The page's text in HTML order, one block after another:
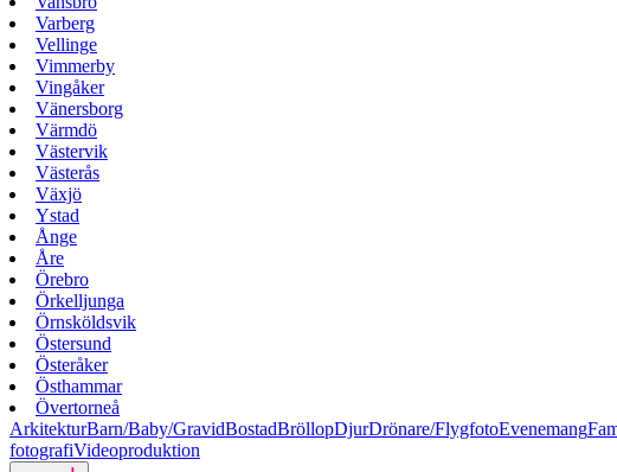
Varberg
Vellinge
Vimmerby
Vingåker
Vänersborg
Värmdö
Västervik
Västerås
Växjö
Ystad
Ånge
Åre
Örebro
Örkelljunga
Örnsköldsvik
Östersund
Österåker
Östhammar
Övertorneå
ArkitekturBarn/Baby/GravidBostadBröllopDjurDrönare/FlygfotoEvenemang
fotografiVideoproduktion